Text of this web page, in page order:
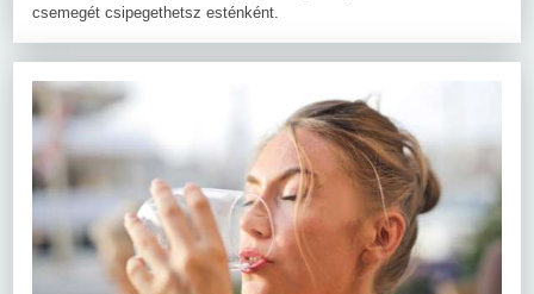
csemegét csipegethetsz esténként.